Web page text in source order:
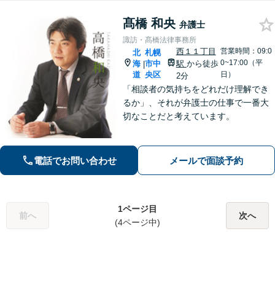
髙橋 和央 弁護士
諏訪・髙橋法律事務所
北
海
道
|
札幌
市中
央区
西１１丁目
駅 から徒歩
2分
営業時間：09:0
0~17:00（平
日）
「相談者の気持ちをどれだけ理解でき
るか」、それが弁護士の仕事で一番大
切なことだと考えています。
電話でお問い合わせ メールで面談予約
前へ
1ページ目
(4ページ中)
次へ